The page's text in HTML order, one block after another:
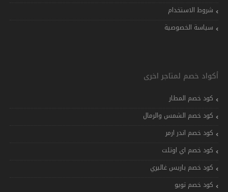
شروط الاستخدام
سياسة الخصوصية
أكواد خصم لمتاجر اخرى
كود خصم المطار
كود خصم الشمس والرمال
كود خصم اندر ارمر
كود خصم اي اوتلت
كود خصم باريس غاليري
كود خصم تويو